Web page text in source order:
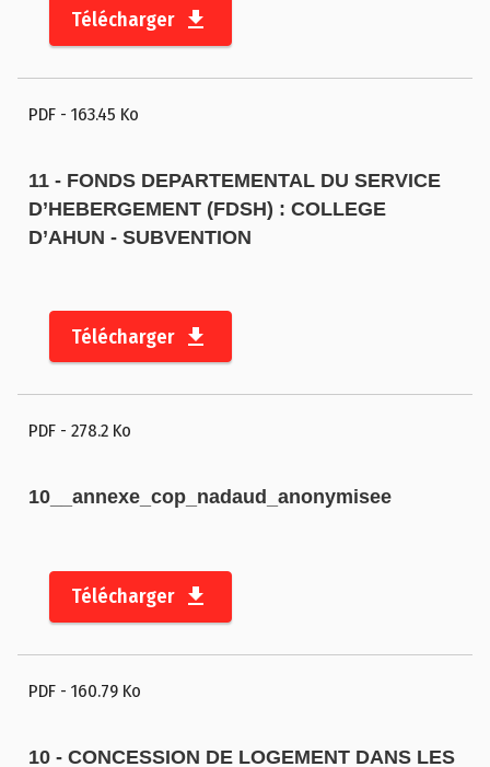
Télécharger
PDF - 163.45 Ko
11 - FONDS DEPARTEMENTAL DU SERVICE
D’HEBERGEMENT (FDSH) : COLLEGE
D’AHUN - SUBVENTION
Télécharger
PDF - 278.2 Ko
10__annexe_cop_nadaud_anonymisee
Télécharger
PDF - 160.79 Ko
10 - CONCESSION DE LOGEMENT DANS LES